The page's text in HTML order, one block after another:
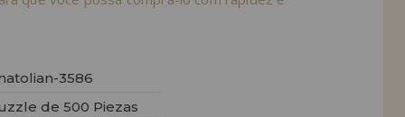
3586
de 500 Piezas